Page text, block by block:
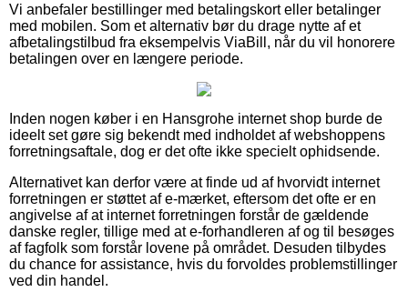
Vi anbefaler bestillinger med betalingskort eller betalinger
med mobilen. Som et alternativ bør du drage nytte af et
afbetalingstilbud fra eksempelvis ViaBill, når du vil honorere
betalingen over en længere periode.
Inden nogen køber i en Hansgrohe internet shop burde de
ideelt set gøre sig bekendt med indholdet af webshoppens
forretningsaftale, dog er det ofte ikke specielt ophidsende.
Alternativet kan derfor være at finde ud af hvorvidt internet
forretningen er støttet af e-mærket, eftersom det ofte er en
angivelse af at internet forretningen forstår de gældende
danske regler, tillige med at e-forhandleren af og til besøges
af fagfolk som forstår lovene på området. Desuden tilbydes
du chance for assistance, hvis du forvoldes problemstillinger
ved din handel.